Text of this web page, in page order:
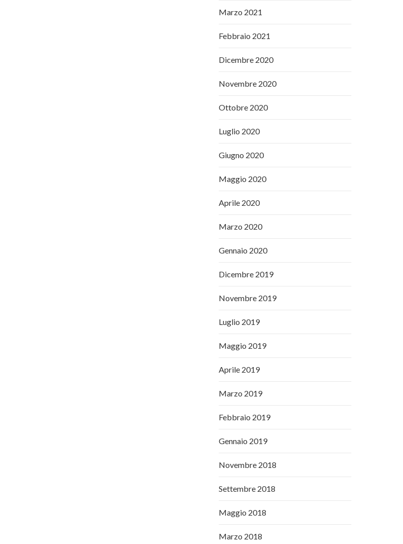
Marzo 2021
Febbraio 2021
Dicembre 2020
Novembre 2020
Ottobre 2020
Luglio 2020
Giugno 2020
Maggio 2020
Aprile 2020
Marzo 2020
Gennaio 2020
Dicembre 2019
Novembre 2019
Luglio 2019
Maggio 2019
Aprile 2019
Marzo 2019
Febbraio 2019
Gennaio 2019
Novembre 2018
Settembre 2018
Maggio 2018
Marzo 2018